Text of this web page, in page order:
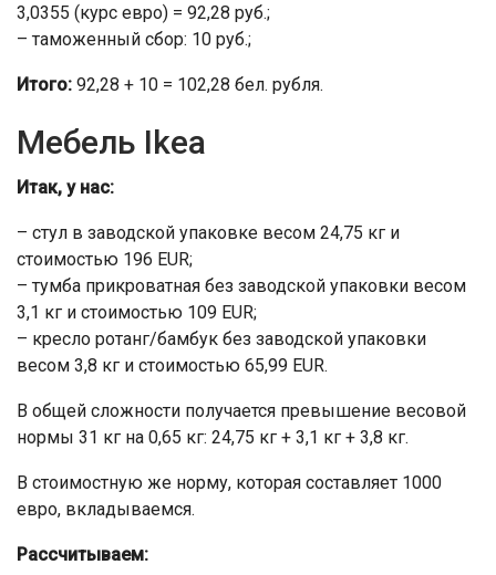
3,0355 (курс евро) = 92,28 руб.;
– таможенный сбор: 10 руб.;
Итого: 92,28 + 10 = 102,28 бел. рубля.
Мебель Ikea
Итак, у нас:
– стул в заводской упаковке весом 24,75 кг и
стоимостью 196 EUR;
– тумба прикроватная без заводской упаковки весом
3,1 кг и стоимостью 109 EUR;
– кресло ротанг/бамбук без заводской упаковки
весом 3,8 кг и стоимостью 65,99 EUR.
В общей сложности получается превышение весовой
нормы 31 кг на 0,65 кг: 24,75 кг + 3,1 кг + 3,8 кг.
В стоимостную же норму, которая составляет 1000
евро, вкладываемся.
Рассчитываем: